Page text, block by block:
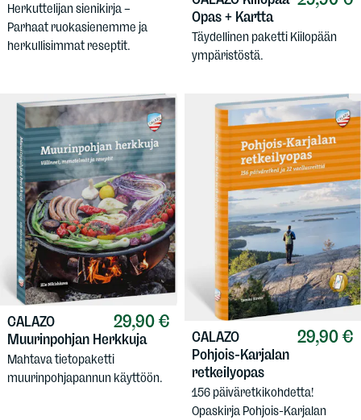
Herkuttelijan sienikirja –
Parhaat ruokasienemme ja
herkullisimmat reseptit.
Opas + Kartta
Täydellinen paketti Kiilopään
ympäristöstä.
29,90 €
CALAZO
Muurinpohjan Herkkuja
Mahtava tietopaketti
muurinpohjapannun käyttöön.
29,90 €
CALAZO
Pohjois-Karjalan
retkeilyopas
156 päiväretkikohdetta!
Opaskirja Pohjois-Karjalan